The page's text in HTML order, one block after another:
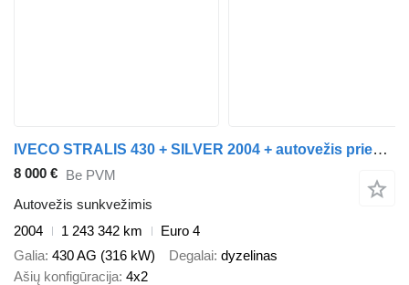
IVECO STRALIS 430 + SILVER 2004 + autovežis priekaba
8 000 € Be PVM
Autovežis sunkvežimis
2004
1 243 342 km
Euro 4
Galia 430 AG (316 kW) Degalai dyzelinas
Ašių konfigūracija 4x2